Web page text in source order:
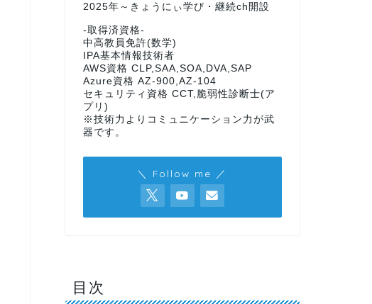
2025年～きょうにぃ学び・継続ch開設
-取得済資格-
中高教員免許(数学)
IPA基本情報技術者
AWS資格 CLP,SAA,SOA,DVA,SAP
Azure資格 AZ-900,AZ-104
セキュリティ資格 CCT,脆弱性診断士(ア
プリ)
※技術力よりコミュニケーション力が武
器です。
＼ Follow me ／
目次